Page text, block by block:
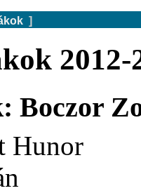
]
2012-
Boczor
Hunor